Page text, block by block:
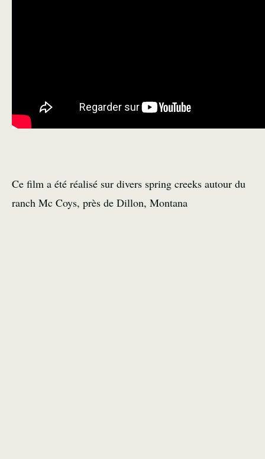
Ce film a été réalisé sur divers spring creeks autour du
ranch Mc Coys, près de Dillon, Montana